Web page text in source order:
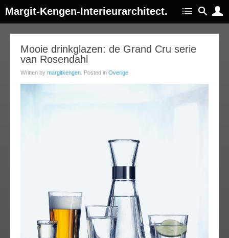
Margit-Kengen-Interieurarchitect.
Mooie drinkglazen: de Grand Cru serie
van Rosendahl
Written by margitkengen . Posted in Overige